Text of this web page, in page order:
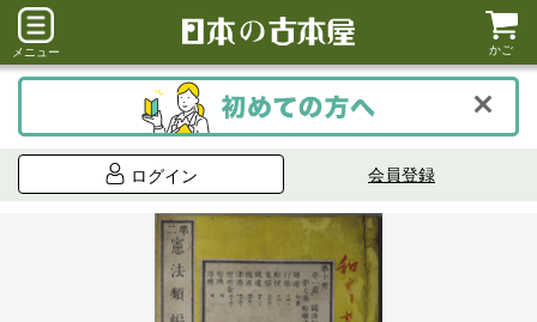
メニュー かご
ログイン 会員登録